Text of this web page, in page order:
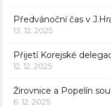
Předvánoční čas v
13. 12. 2025
Přijetí Korejské
12. 12. 2025
Žirovnice a Popelín
6. 12. 2025